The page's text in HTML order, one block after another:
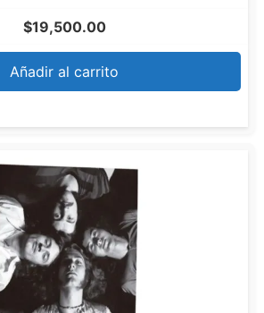
$19,500.00
Añadir al carrito